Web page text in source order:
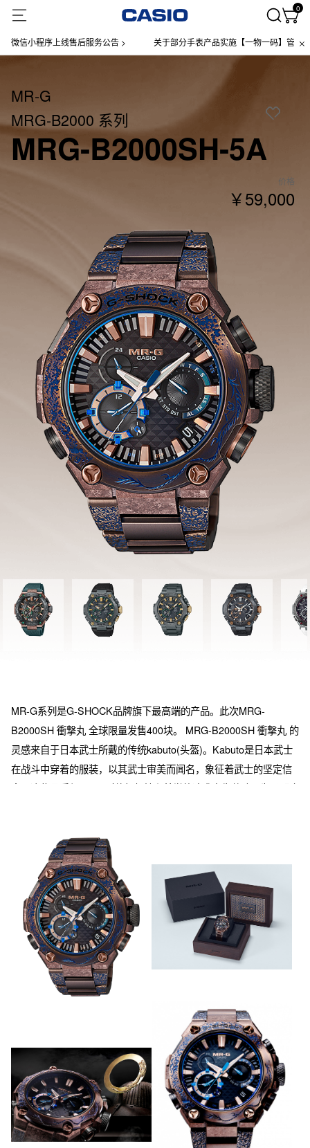
0
序上线售后服务公告 > 关于部分手表产品实施【一物一码】管理的公告 >
MR-G
MRG-B2000 系列
MRG-B2000SH-5A
价格
￥59,000
MR-G系列是G-SHOCK品牌旗下最高端的产品。此次MRG-
B2000SH 衝撃丸 全球限量发售400块。 MRG-B2000SH 衝撃丸 的
灵感来自于日本武士所戴的传统kabuto(头盔)。Kabuto是日本武士
在战斗中穿着的服装，以其武士审美而闻名，象征着武士的坚定信
念。这些品质与MR-G对终极韧性和美学的追求产生共鸣。为了配合
入天堂的形象。边框和表带的表面采用做旧工艺，用棕色和蓝色的
离子镀层完成，以打造出金属锈迹和海军蓝的结合。